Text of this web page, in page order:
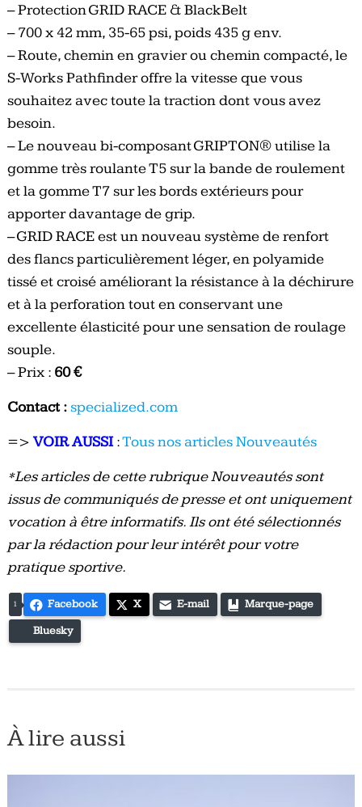
– Protection GRID RACE & BlackBelt
– 700 x 42 mm, 35-65 psi, poids 435 g env.
– Route, chemin en gravier ou chemin compacté, le
S-Works Pathfinder offre la vitesse que vous
souhaitez avec toute la traction dont vous avez
besoin.
– Le nouveau bi-composant GRIPTON® utilise la
gomme très roulante T5 sur la bande de roulement
et la gomme T7 sur les bords extérieurs pour
apporter davantage de grip.
– GRID RACE est un nouveau système de renfort
des flancs particulièrement léger, en polyamide
tissé et croisé améliorant la résistance à la déchirure
et à la perforation tout en conservant une
excellente élasticité pour une sensation de roulage
souple.
– Prix : 60 €
Contact :specialized.com
=>VOIR AUSSI:Tous nos articles Nouveautés
*Les articles de cette rubrique Nouveautés sont
issus de communiqués de presse et ont uniquement
vocation à être informatifs. Ils ont été sélectionnés
par la rédaction pour leur intérêt pour votre
pratique sportive.
1 Facebook X E-mail Marque-page
Bluesky
À lire aussi